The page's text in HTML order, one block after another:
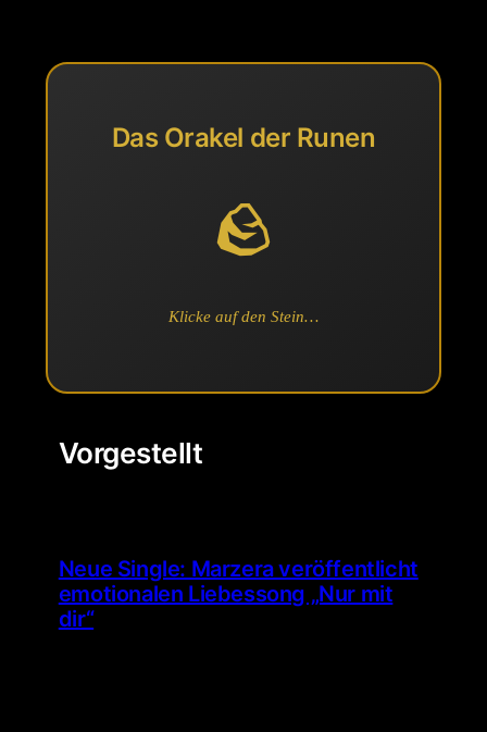
Das Orakel der Runen
🪨
Klicke auf den Stein…
Vorgestellt
Neue Single: Marzera veröffentlicht
emotionalen Liebessong „Nur mit
dir“